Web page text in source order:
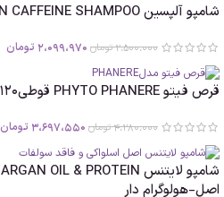
شامپو آلپسین C1 ALPECIN CAFFEINE SHAMPOO حجم250ml اصل
2،500،000تومان 2،099،970 تومان
قرص فیتو PHYTO PHANERE قوطی120عددی اصل
4،280،000تومان 3،697،550 تومان
اصل-هولوگرام دار